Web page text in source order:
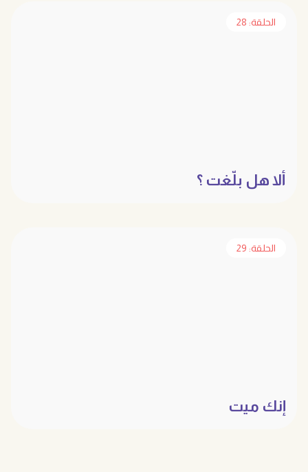
الحلقة: 28
ألا هل بلّغت ؟
الحلقة: 29
إنك ميت